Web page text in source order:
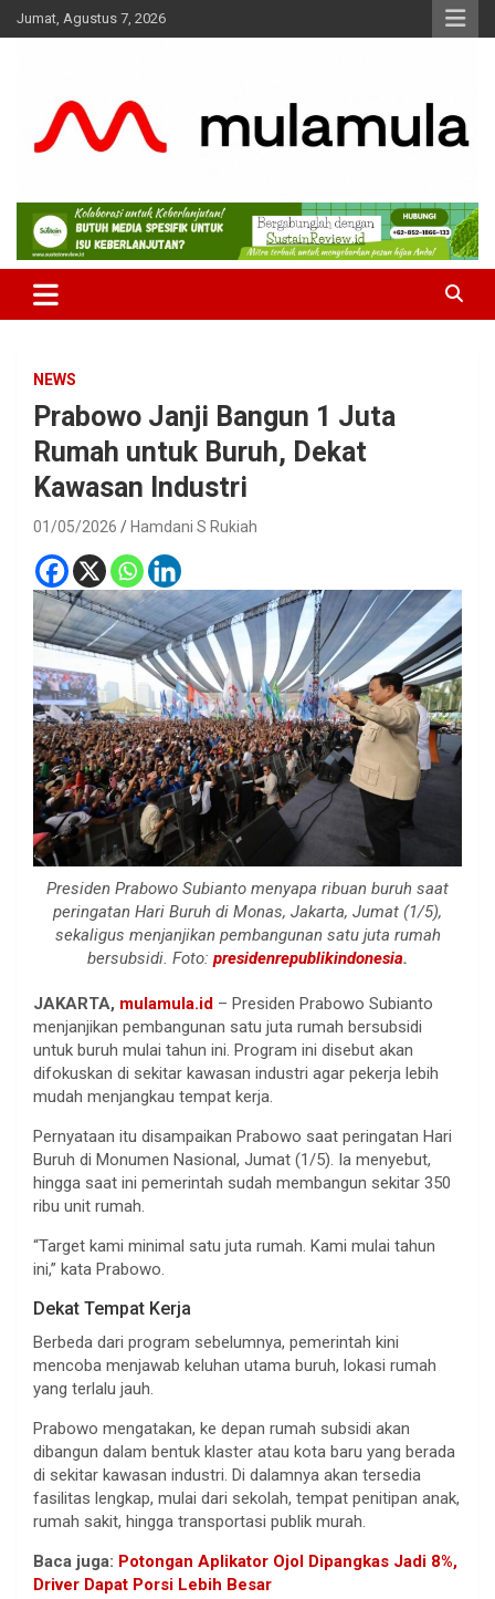
Skip
to
Jumat, Agustus 7, 2026
MulaMula
Medianya para Gen Z
NEWS
Prabowo Janji Bangun 1 Juta
Rumah untuk Buruh, Dekat
Kawasan Industri
01/05/2026 Hamdani S Rukiah
Presiden Prabowo Subianto menyapa ribuan buruh saat
peringatan Hari Buruh di Monas, Jakarta, Jumat (1/5),
sekaligus menjanjikan pembangunan satu juta rumah
bersubsidi. Foto: presidenrepublikindonesia.
JAKARTA, mulamula.id – Presiden Prabowo Subianto
menjanjikan pembangunan satu juta rumah bersubsidi
untuk buruh mulai tahun ini. Program ini disebut akan
difokuskan di sekitar kawasan industri agar pekerja lebih
mudah menjangkau tempat kerja.
Pernyataan itu disampaikan Prabowo saat peringatan Hari
Buruh di Monumen Nasional, Jumat (1/5). Ia menyebut,
hingga saat ini pemerintah sudah membangun sekitar 350
ribu unit rumah.
“Target kami minimal satu juta rumah. Kami mulai tahun
ini,” kata Prabowo.
Dekat Tempat Kerja
Berbeda dari program sebelumnya, pemerintah kini
mencoba menjawab keluhan utama buruh, lokasi rumah
yang terlalu jauh.
Prabowo mengatakan, ke depan rumah subsidi akan
dibangun dalam bentuk klaster atau kota baru yang berada
di sekitar kawasan industri. Di dalamnya akan tersedia
fasilitas lengkap, mulai dari sekolah, tempat penitipan anak,
rumah sakit, hingga transportasi publik murah.
Baca juga: Potongan Aplikator Ojol Dipangkas Jadi 8%,
Driver Dapat Porsi Lebih Besar